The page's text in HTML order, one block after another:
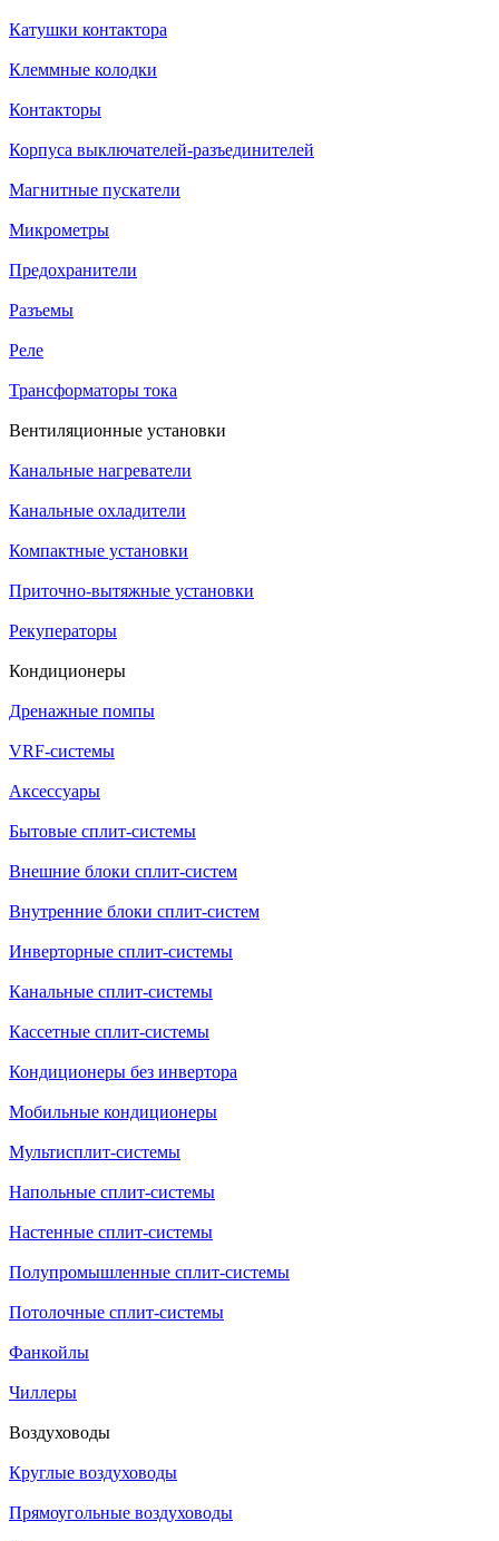
Катушки контактора
Клеммные колодки
Контакторы
Корпуса выключателей-разъединителей
Магнитные пускатели
Микрометры
Предохранители
Разъемы
Реле
Трансформаторы тока
Вентиляционные установки
Канальные нагреватели
Канальные охладители
Компактные установки
Приточно-вытяжные установки
Рекуператоры
Кондиционеры
Дренажные помпы
VRF-системы
Аксессуары
Бытовые сплит-системы
Внешние блоки сплит-систем
Внутренние блоки сплит-систем
Инверторные сплит-системы
Канальные сплит-системы
Кассетные сплит-системы
Кондиционеры без инвертора
Мобильные кондиционеры
Мультисплит-системы
Напольные сплит-системы
Настенные сплит-системы
Полупромышленные сплит-системы
Потолочные сплит-системы
Фанкойлы
Чиллеры
Воздуховоды
Круглые воздуховоды
Прямоугольные воздуховоды